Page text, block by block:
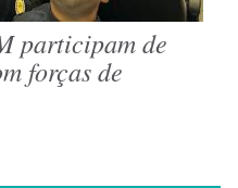
participam de
forças de